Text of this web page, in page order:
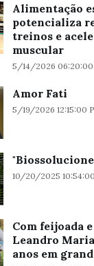
Alimentação
potencializa
treinos e
muscular
5/14/2026 06:20:00
Amor Fati
5/19/2026 12:15:00
10/20/2025
Com feijoada
Leandro
anos em